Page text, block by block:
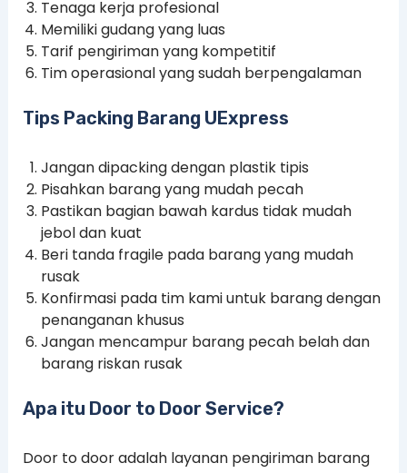
Tenaga kerja profesional
Memiliki gudang yang luas
Tarif pengiriman yang kompetitif
Tim operasional yang sudah berpengalaman
Tips Packing Barang UExpress
Jangan dipacking dengan plastik tipis
Pisahkan barang yang mudah pecah
Pastikan bagian bawah kardus tidak mudah
jebol dan kuat
Beri tanda fragile pada barang yang mudah
rusak
Konfirmasi pada tim kami untuk barang dengan
penanganan khusus
Jangan mencampur barang pecah belah dan
barang riskan rusak
Apa itu Door to Door Service?
Door to door adalah layanan pengiriman barang